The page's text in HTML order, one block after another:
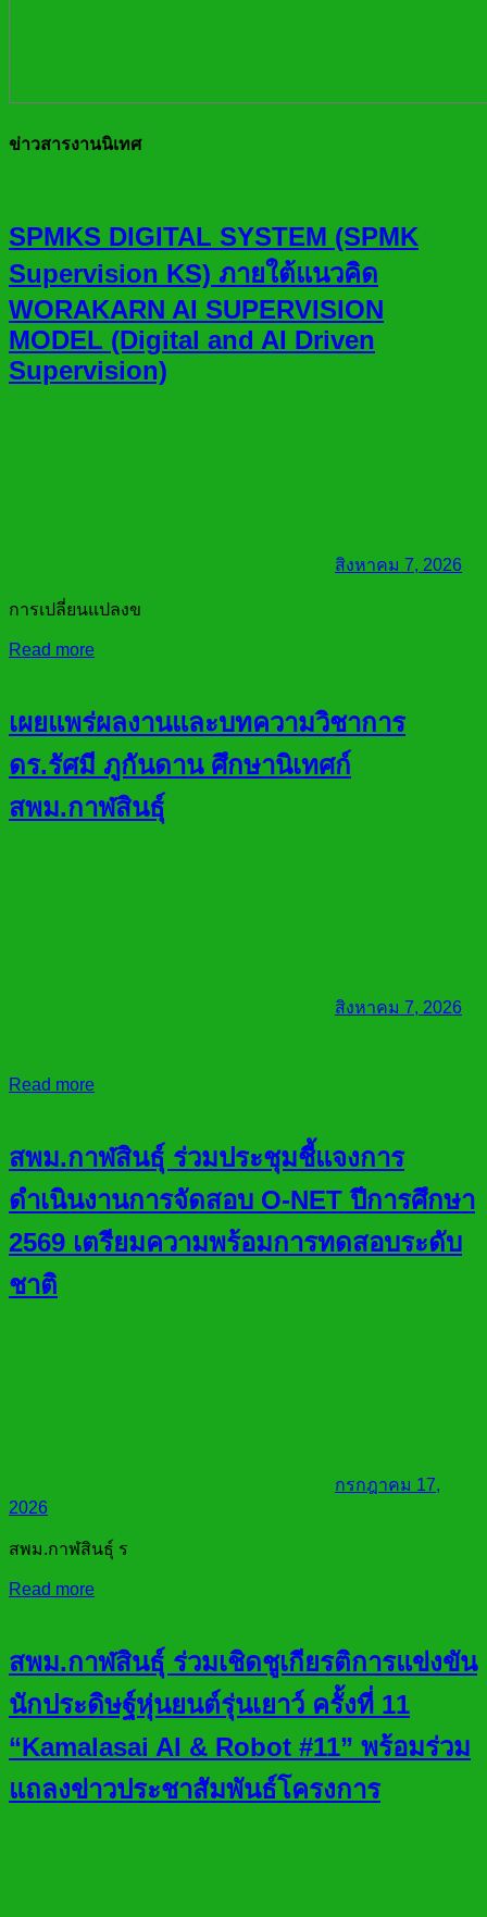
ข่าวสารงานนิเทศ
SPMKS DIGITAL SYSTEM (SPMK
Supervision KS) ภายใต้แนวคิด
WORAKARN AI SUPERVISION
MODEL (Digital and AI Driven
Supervision)
สิงหาคม 7, 2026
การเปลี่ยนแปลงข
Read more
เผยแพร่ผลงานและบทความวิชาการ
ดร.รัศมี ภูกันดาน ศึกษานิเทศก์
สพม.กาฬสินธุ์
สิงหาคม 7, 2026
Read more
สพม.กาฬสินธุ์ ร่วมประชุมชี้แจงการ
ดำเนินงานการจัดสอบ O-NET ปีการศึกษา
2569 เตรียมความพร้อมการทดสอบระดับ
ชาติ
กรกฎาคม 17,
2026
สพม.กาฬสินธุ์ ร
Read more
สพม.กาฬสินธุ์ ร่วมเชิดชูเกียรติการแข่งขัน
นักประดิษฐ์หุ่นยนต์รุ่นเยาว์ ครั้งที่ 11
“Kamalasai AI & Robot #11” พร้อมร่วม
แถลงข่าวประชาสัมพันธ์โครงการ